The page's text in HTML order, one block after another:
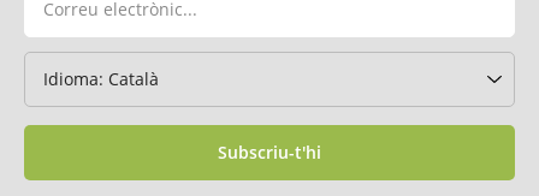
Subscriu-t'hi